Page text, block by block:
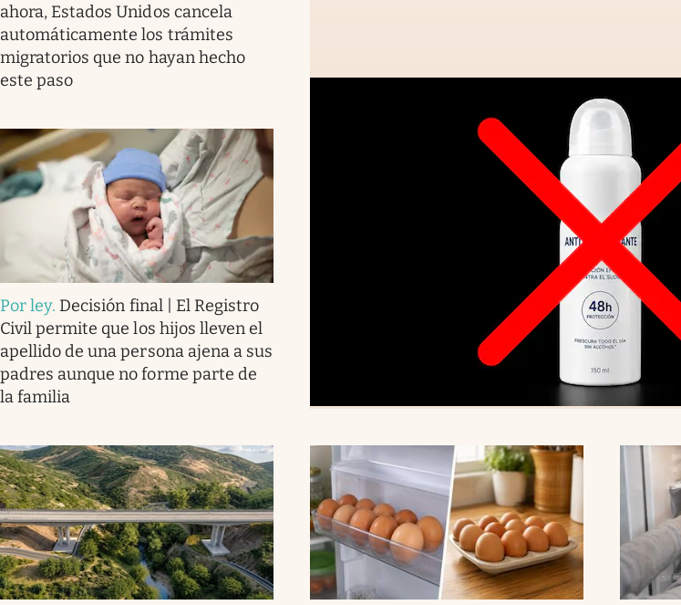
ahora, Estados Unidos cancela
automáticamente los trámites
migratorios que no hayan hecho
este paso
Por ley. Decisión final | El Registro
Civil permite que los hijos lleven el
apellido de una persona ajena a sus
padres aunque no forme parte de
la familia